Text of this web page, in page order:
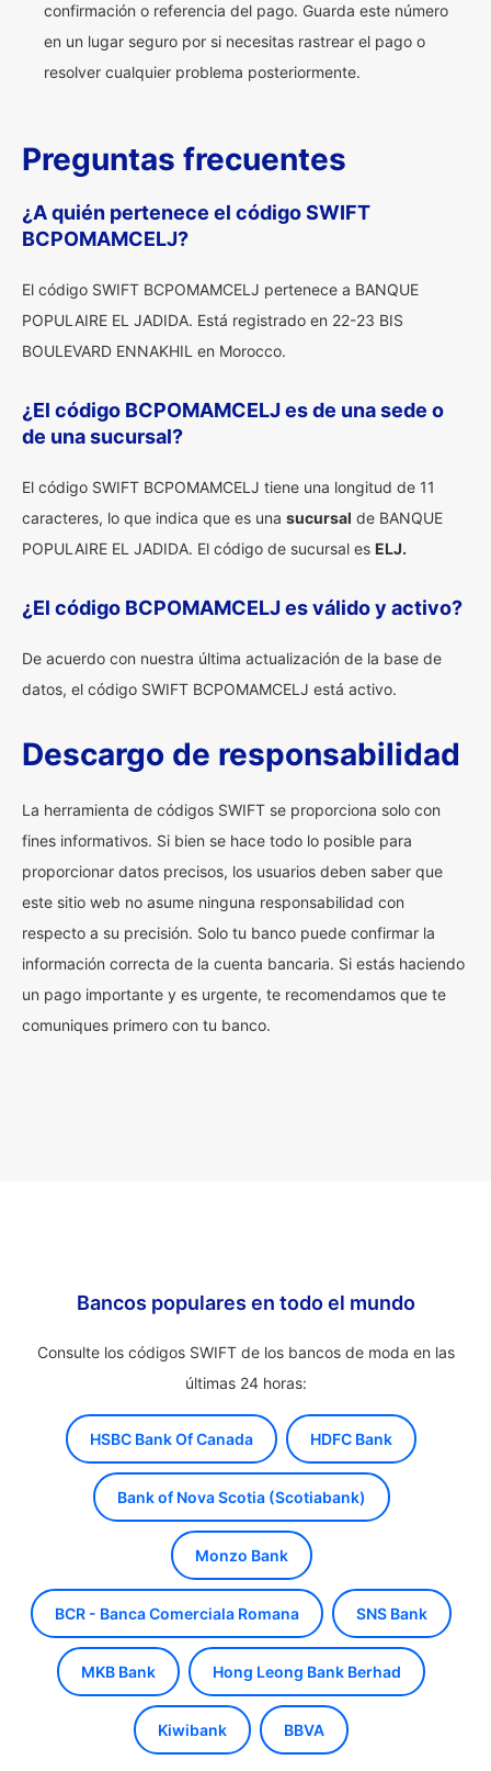
confirmación o referencia del pago. Guarda este número
en un lugar seguro por si necesitas rastrear el pago o
resolver cualquier problema posteriormente.
Preguntas frecuentes
¿A quién pertenece el código SWIFT
BCPOMAMCELJ?
El código SWIFT BCPOMAMCELJ pertenece a BANQUE
POPULAIRE EL JADIDA. Está registrado en 22-23 BIS
BOULEVARD ENNAKHIL en Morocco.
¿El código BCPOMAMCELJ es de una sede o
de una sucursal?
El código SWIFT BCPOMAMCELJ tiene una longitud de 11
caracteres, lo que indica que es una sucursal de BANQUE
POPULAIRE EL JADIDA. El código de sucursal es ELJ.
¿El código BCPOMAMCELJ es válido y activo?
De acuerdo con nuestra última actualización de la base de
datos, el código SWIFT BCPOMAMCELJ está activo.
Descargo de responsabilidad
La herramienta de códigos SWIFT se proporciona solo con
fines informativos. Si bien se hace todo lo posible para
proporcionar datos precisos, los usuarios deben saber que
este sitio web no asume ninguna responsabilidad con
respecto a su precisión. Solo tu banco puede confirmar la
información correcta de la cuenta bancaria. Si estás haciendo
un pago importante y es urgente, te recomendamos que te
comuniques primero con tu banco.
Bancos populares en todo el mundo
Consulte los códigos SWIFT de los bancos de moda en las
últimas 24 horas:
HSBC Bank Of Canada HDFC Bank
Bank of Nova Scotia (Scotiabank)
Monzo Bank
BCR - Banca Comerciala Romana SNS Bank
MKB Bank Hong Leong Bank Berhad
Kiwibank BBVA